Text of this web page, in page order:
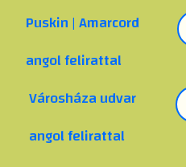
Puskin | Amarcord
angol felirattal
Városháza udvar
angol felirattal